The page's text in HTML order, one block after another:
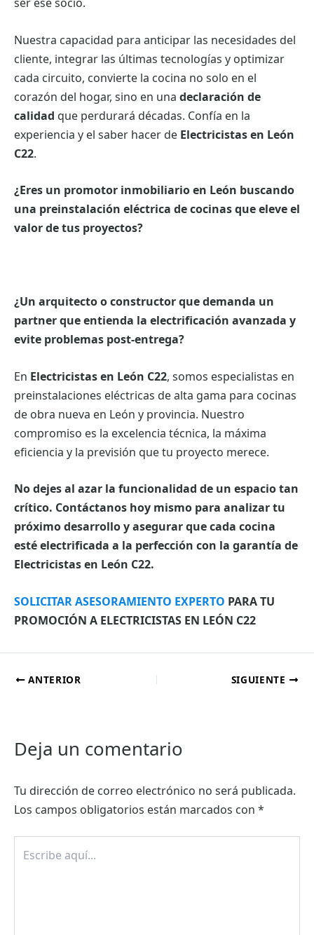
Nuestra capacidad para anticipar las necesidades del
cliente, integrar las últimas tecnologías y optimizar
cada circuito, convierte la cocina no solo en el
corazón del hogar, sino en una declaración de
calidad que perdurará décadas. Confía en la
experiencia y el saber hacer de Electricistas en León
C22.
¿Eres un promotor inmobiliario en León buscando
una preinstalación eléctrica de cocinas que eleve el
valor de tus proyectos?
¿Un arquitecto o constructor que demanda un
partner que entienda la electrificación avanzada y
evite problemas post-entrega?
En Electricistas en León C22, somos especialistas en
preinstalaciones eléctricas de alta gama para cocinas
de obra nueva en León y provincia. Nuestro
compromiso es la excelencia técnica, la máxima
eficiencia y la previsión que tu proyecto merece.
No dejes al azar la funcionalidad de un espacio tan
crítico. Contáctanos hoy mismo para analizar tu
próximo desarrollo y asegurar que cada cocina
esté electrificada a la perfección con la garantía de
Electricistas en León C22.
SOLICITAR ASESORAMIENTO EXPERTO PARA TU
PROMOCIÓN A ELECTRICISTAS EN LEÓN C22
ANTERIOR SIGUIENTE
Deja un comentario
Tu dirección de correo electrónico no será publicada.
Los campos obligatorios están marcados con *
aquí...